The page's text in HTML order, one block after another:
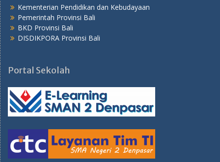
Kementerian Pendidikan dan Kebudayaan
Pemerintah Provinsi Bali
BKD Provinsi Bali
DISDIKPORA Provinsi Bali
Portal Sekolah